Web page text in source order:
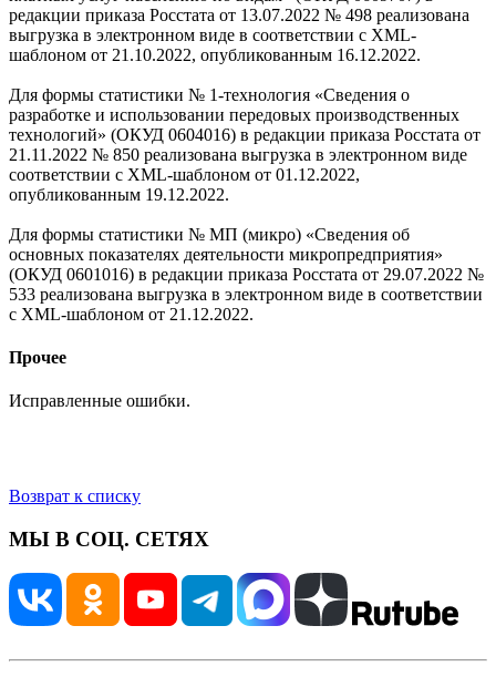
редакции приказа Росстата от 13.07.2022 № 498 реализована
выгрузка в электронном виде в соответствии с XML-
шаблоном от 21.10.2022, опубликованным 16.12.2022.
Для формы статистики № 1-технология «Сведения о
разработке и использовании передовых производственных
технологий» (ОКУД 0604016) в редакции приказа Росстата от
21.11.2022 № 850 реализована выгрузка в электронном виде
соответствии с XML-шаблоном от 01.12.2022,
опубликованным 19.12.2022.
Для формы статистики № МП (микро) «Сведения об
основных показателях деятельности микропредприятия»
(ОКУД 0601016) в редакции приказа Росстата от 29.07.2022 №
533 реализована выгрузка в электронном виде в соответствии
с XML-шаблоном от 21.12.2022.
Прочее
Исправленные ошибки.
Возврат к списку
МЫ В СОЦ. СЕТЯХ